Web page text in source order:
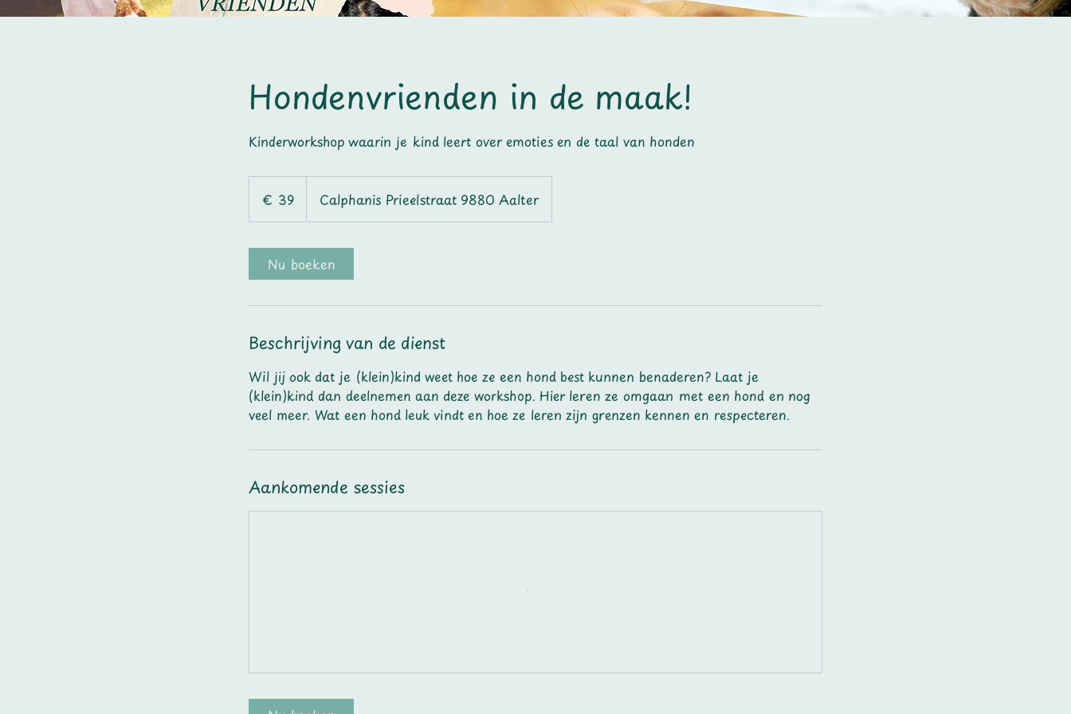
Hondenvrienden in de maak!
Kinderworkshop waarin je kind leert over emoties en de taal van honden
€ 39 Calphanis Prieelstraat 9880 Aalter
Nu boeken
Beschrijving van de dienst
Wil jij ook dat je (klein)kind weet hoe ze een hond best kunnen benaderen? Laat je
(klein)kind dan deelnemen aan deze workshop. Hier leren ze omgaan met een hond en nog
veel meer. Wat een hond leuk vindt en hoe ze leren zijn grenzen kennen en respecteren.
Aankomende sessies